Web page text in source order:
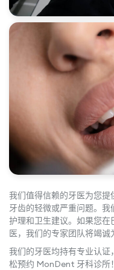
我们值得信赖的牙医为您
牙齿的轻微或严重问题。
护理和卫生建议。如果您
医，我们的专家团队将竭诚
我们的牙医均持有专业认
松预约 MonDent 牙科诊所！